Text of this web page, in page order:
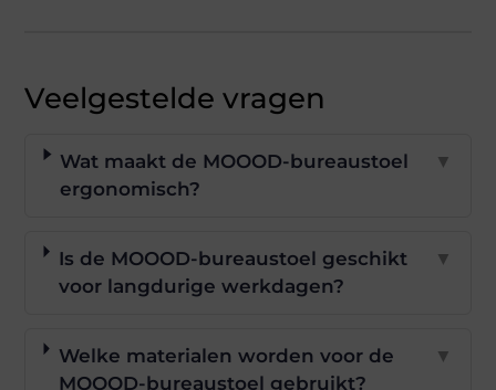
Veelgestelde vragen
Wat maakt de MOOOD-bureaustoel
ergonomisch?
▼
Is de MOOOD-bureaustoel geschikt
voor langdurige werkdagen?
▼
Welke materialen worden voor de
MOOOD-bureaustoel gebruikt?
▼